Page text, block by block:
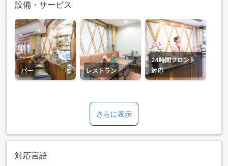
設備・サービス
バー レストラン
24時間フロント
対応
さらに表示
対応言語